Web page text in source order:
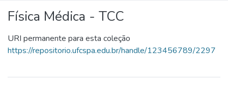
Estatísticas
Autoarquivamento
Sobre o RI-UFCSPA
FAQ
Física Médica - TCC
URI permanente para esta coleção
https://repositorio.ufcspa.edu.br/handle/123456789/2297